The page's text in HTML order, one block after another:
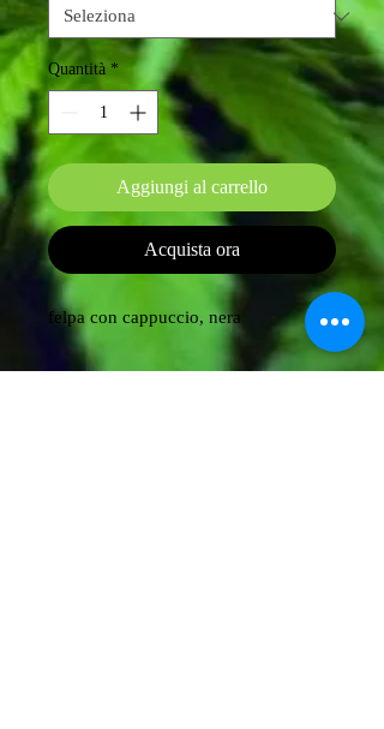
Quantità *
Aggiungi al carrello
Acquista ora
felpa con cappuccio, nera